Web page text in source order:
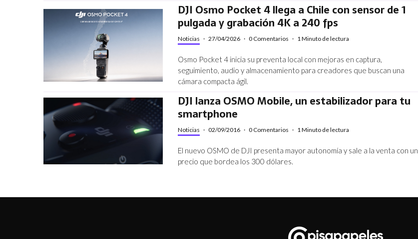
DJI Osmo Pocket 4 llega a Chile con sensor de 1
pulgada y grabación 4K a 240 fps
Noticias · 27/04/2026 · 0 Comentarios · 1 Minuto de lectura
Osmo Pocket 4 inicia su preventa local con mejoras en captura,
seguimiento, audio y almacenamiento para creadores que buscan una
cámara compacta ágil.
DJI lanza OSMO Mobile, un estabilizador para tu
smartphone
Noticias · 02/09/2016 · 0 Comentarios · 1 Minuto de lectura
El nuevo OSMO de DJI presenta mayor autonomía y sale a la venta con un
precio que bordea los 300 dólares.